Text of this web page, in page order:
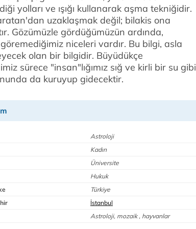
yolları ve ışığı kullanarak aşma tekniğidir.
uzaklaşmak değil; bilakis ona
Gözümüzle gördüğümüzün ardında,
niceleri vardır. Bu bilgi, asla
olan bir bilgidir. Büyüdükçe
sürece "insan"lığımız sığ ve kirli bir su gibi
da kuruyup gidecektir.
Astroloji
Kadın
Üniversite
Hukuk
Türkiye
İstanbul
Astroloji, mozaik , hayvanlar